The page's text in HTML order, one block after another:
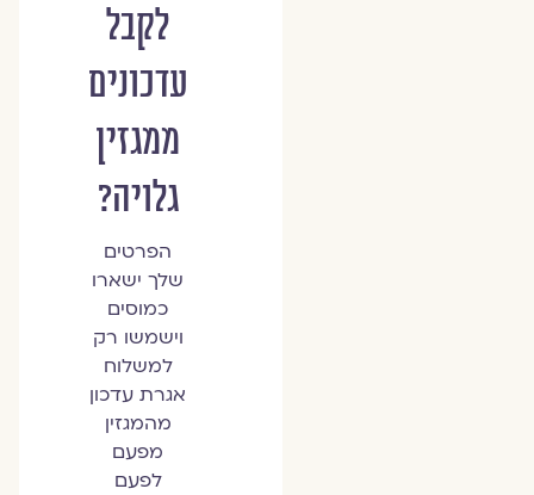
לקבל
עדכונים
ממגזין
גלויה?
הפרטים
שלך ישארו
כמוסים
וישמשו רק
למשלוח
אגרת עדכון
מהמגזין
מפעם
לפעם